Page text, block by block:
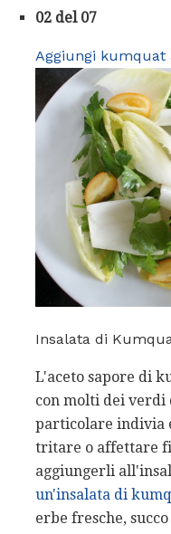
02 del 07
Aggiungi kumquat
Insalata di
L'aceto sapore di
con molti dei
particolare indivia
tritare o affettare
aggiungerli
un'insalata di
erbe fresche,